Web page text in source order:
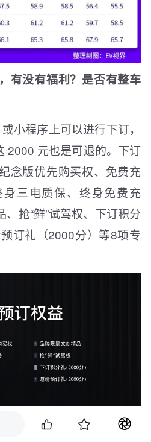
有没有福利？是否有整车
小程序上可以进行下订，
2000 元也是可退的。下订
念版优先购买权、免费充
三电质保、终身免费充
抢“鲜”试驾权、下订积分
订礼（2000分）等8项专
增程版和纯电版均享
 